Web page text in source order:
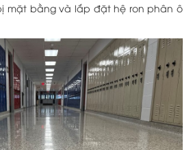
mặt bằng và lắp đặt hệ ron phân ô